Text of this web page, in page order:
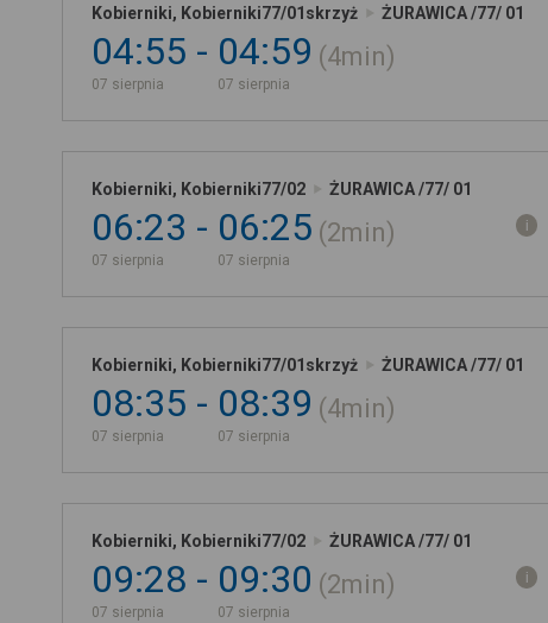
Kobierniki, Kobierniki77/01skrzyż ŻURAWICA /77/ 01
04:55
07 sierpnia
04:59
07 sierpnia
4min
Kobierniki, Kobierniki77/02 ŻURAWICA /77/ 01
06:23
07 sierpnia
06:25
07 sierpnia
2min
Kobierniki, Kobierniki77/01skrzyż ŻURAWICA /77/ 01
08:35
07 sierpnia
08:39
07 sierpnia
4min
Kobierniki, Kobierniki77/02 ŻURAWICA /77/ 01
09:28
07 sierpnia
09:30
07 sierpnia
2min